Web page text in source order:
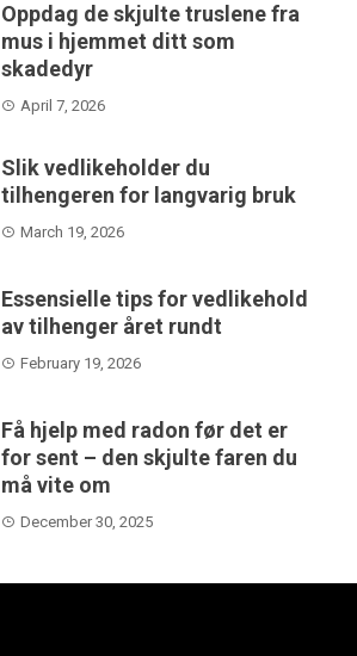
Oppdag de skjulte truslene fra
mus i hjemmet ditt som
skadedyr
April 7, 2026
Slik vedlikeholder du
tilhengeren for langvarig bruk
March 19, 2026
Essensielle tips for vedlikehold
av tilhenger året rundt
February 19, 2026
Få hjelp med radon før det er
for sent – den skjulte faren du
må vite om
December 30, 2025